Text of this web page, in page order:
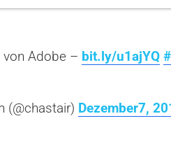
Adobe – bit.ly/u1ajYQ
(@chastair) Dezember7,